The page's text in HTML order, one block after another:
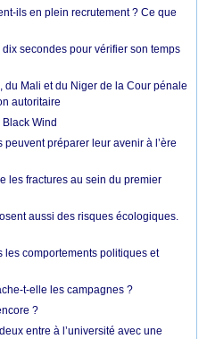
ils en plein recrutement ? Ce que
secondes pour vérifier son temps
du Mali et du Niger de la Cour pénale
autoritaire
Wind
préparer leur avenir à l’ère
les fractures au sein du premier
aussi des risques écologiques.
les comportements politiques et
t-elle les campagnes ?
?
entre à l’université avec une